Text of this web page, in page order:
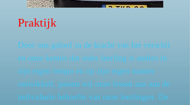
Praktijk
Door ons geloof in de kracht van het verschil
en onze kennis dat ieder leerling is anders in
zijn eigen tempo en op zijn eigen manier
ontwikkelt, passen wij onze lessen aan aan de
individuele behoefte van onze leerlingen. De